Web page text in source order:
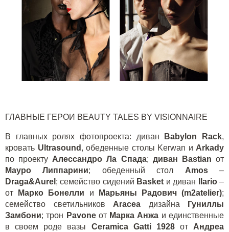
ГЛАВНЫЕ ГЕРОИ BEAUTY TALES BY VISIONNAIRE
В главных ролях фотопроекта: диван Babylon Rack,
кровать Ultrasound , обеденные столы Kerwan и Arkady
по проектуАлессандро Ла Спада; диван Bastian от
Мауро Липпарини; обеденный стол Amos
–
Draga&Aurel ;семейство сидений Basket и диван Ilario–
от
Марко Бонелли и Марьяны Радович(m2atelier);
семейство светильников Aracea дизайна
Гуниллы
Замбони;трон Pavone от Марка Анжа и единственные
в своем роде вазы Ceramica Gatti 1928 от Андреа